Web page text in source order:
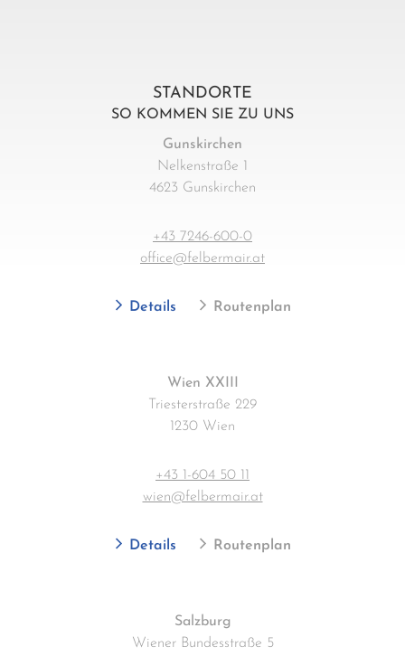
STANDORTE
SO KOMMEN SIE ZU UNS
Gunskirchen
Nelkenstraße 1
4623 Gunskirchen
+43 7246-600-0
office@felbermair.at
Details Routenplan
Wien XXIII
Triesterstraße 229
1230 Wien
+43 1-604 50 11
wien@felbermair.at
Details Routenplan
Salzburg
Wiener Bundesstraße 5